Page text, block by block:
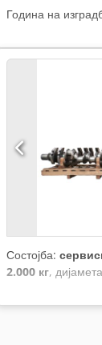
Година на
Состојба:
2.000 кг,